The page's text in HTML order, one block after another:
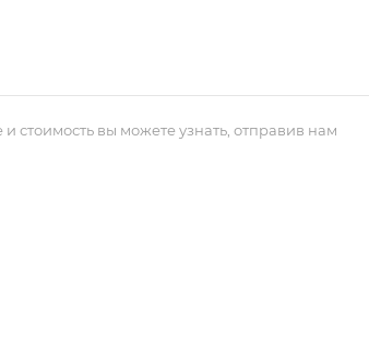
стоимость вы можете узнать, отправив нам